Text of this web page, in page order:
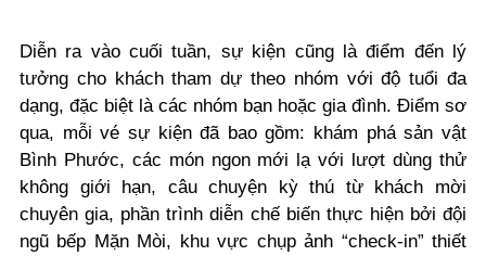
Diễn ra vào cuối tuần, sự kiện cũng là điểm đến lý
tưởng cho khách tham dự theo nhóm với độ tuổi đa
dạng, đặc biệt là các nhóm bạn hoặc gia đình. Điểm sơ
qua, mỗi vé sự kiện đã bao gồm: khám phá sản vật
Bình Phước, các món ngon mới lạ với lượt dùng thử
không giới hạn, câu chuyện kỳ thú từ khách mời
chuyên gia, phần trình diễn chế biến thực hiện bởi đội
ngũ bếp Mặn Mòi, khu vực chụp ảnh “check-in” thiết